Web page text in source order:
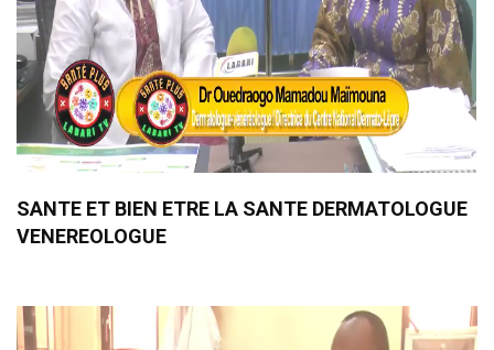
SANTE ET BIEN ETRE LA SANTE DERMATOLOGUE
VENEREOLOGUE